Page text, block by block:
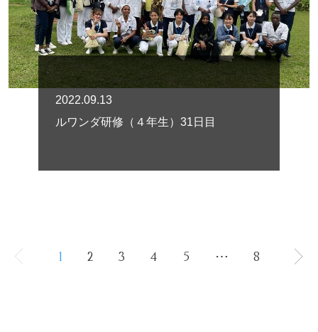
2022.09.13
ルワンダ研修（４年生）31日目
1 2 3 4 5 ⋯ 8